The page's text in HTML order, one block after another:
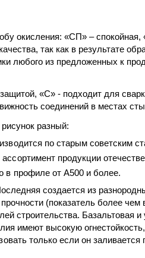
окисления: «СП» –
так как в результате
любого из предложенных к
«С» - подходит для
соединений в местах
разный:
по старым советским
продукции
в профиле от А500 и более.
создается из
(показатель более
строительства. Базальтовая
имеют высокую
только если он